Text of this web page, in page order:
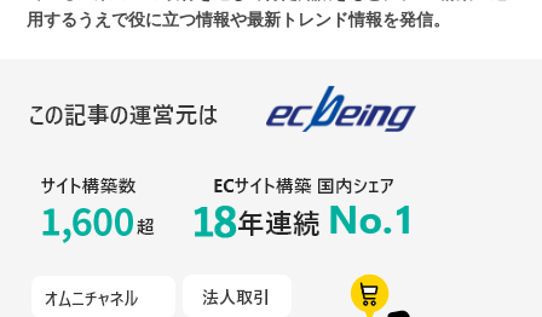
用するうえで役に立つ情報や最新トレンド情報を発信。